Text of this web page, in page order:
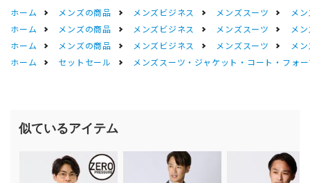
ホーム
メンズの商品 メンズビジネス メンズスーツ
メ
ホーム
メンズの商品 メンズビジネス メンズスーツ
メ
ホーム
メンズの商品 メンズビジネス メンズスーツ
メ
ホーム
セットセール メンズスーツ・ジャケット・コート・フォ